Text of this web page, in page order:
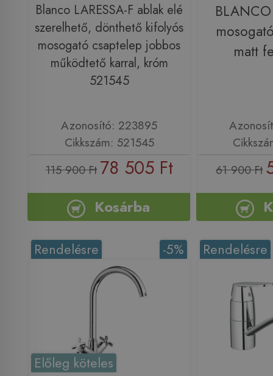
Blanco LARESSA-F ablak elé
szerelhető, dönthető kifolyós
mosogató csaptelep jobbos
működtető karral, króm
521545
Azonosító: 223895
Cikkszám: 521545
115 900 Ft 78 505 Ft
Kosárba
matt
61 900 Ft
-5%
Rendelésre
Előleg köteles
Rendelésre